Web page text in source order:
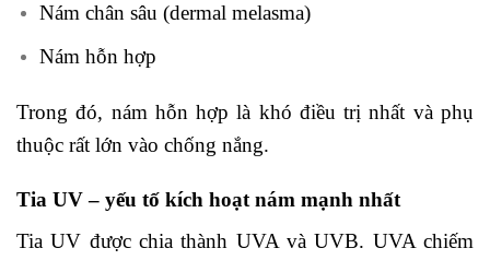
Nám chân sâu (dermal melasma)
Nám hỗn hợp
Trong đó, nám hỗn hợp là khó điều trị nhất và phụ
thuộc rất lớn vào chống nắng.
Tia UV – yếu tố kích hoạt nám mạnh nhất
Tia UV được chia thành UVA và UVB. UVA chiếm